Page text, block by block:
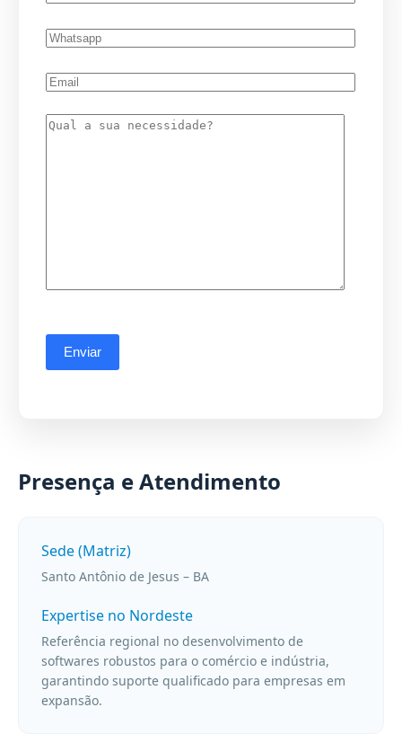
Presença e Atendimento
Sede (Matriz)
Santo Antônio de Jesus – BA
Expertise no Nordeste
Referência regional no desenvolvimento de
softwares robustos para o comércio e indústria,
garantindo suporte qualificado para empresas em
expansão.